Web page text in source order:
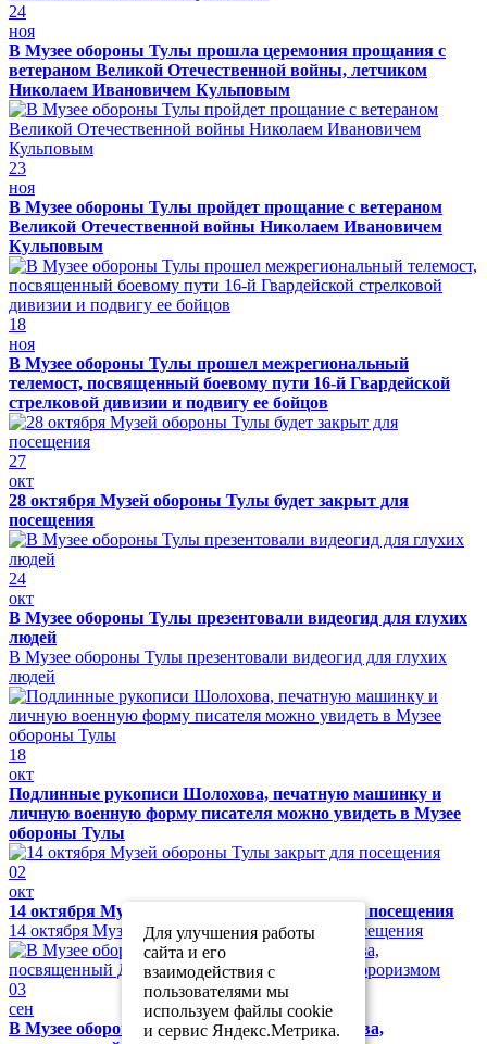
24
ноя
В Музее обороны Тулы прошла церемония прощания с
ветераном Великой Отечественной войны, летчиком
Николаем Ивановичем Кульповым
23
ноя
В Музее обороны Тулы пройдет прощание с ветераном
Великой Отечественной войны Николаем Ивановичем
Кульповым
18
ноя
В Музее обороны Тулы прошел межрегиональный
телемост, посвященный боевому пути 16-й Гвардейской
стрелковой дивизии и подвигу ее бойцов
27
окт
28 октября Музей обороны Тулы будет закрыт для
посещения
24
окт
В Музее обороны Тулы презентовали видеогид для глухих
людей
В Музее обороны Тулы презентовали видеогид для глухих
людей
18
окт
Подлинные рукописи Шолохова, печатную машинку и
личную военную форму писателя можно увидеть в Музее
обороны Тулы
02
окт
14 октября Музей обороны Тулы закрыт для посещения
14 октября Музей обороны Тулы закрыт для посещения
03
сен
В Музее обороны Тулы прошел урок мужества,
Для улучшения работы
сайта и его
взаимодействия с
пользователями мы
используем файлы cookie
и сервис Яндекс.Метрика.